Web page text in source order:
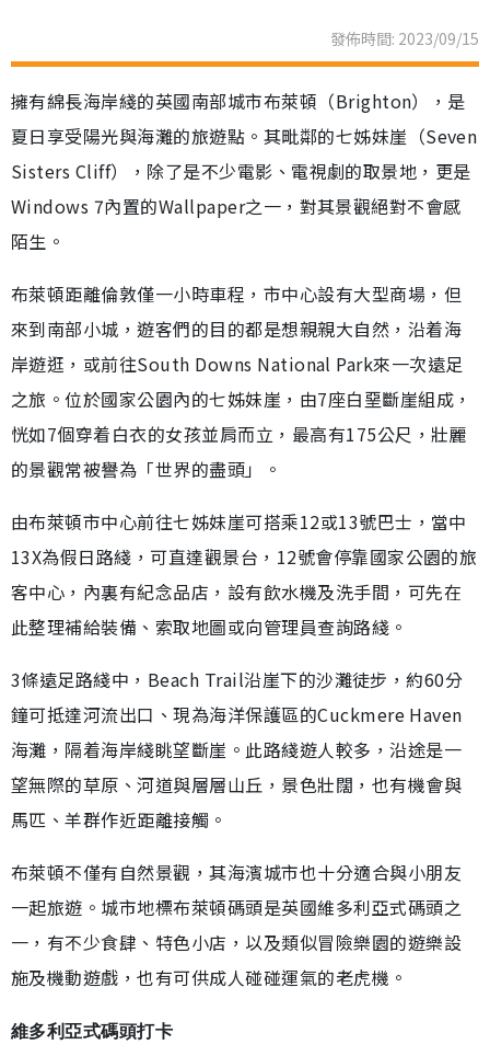
發佈時間: 2023/09/15
擁有綿長海岸綫的英國南部城市布萊頓（Brighton），是
夏日享受陽光與海灘的旅遊點。其毗鄰的七姊妹崖（Seven
Sisters Cliff），除了是不少電影、電視劇的取景地，更是
Windows 7內置的Wallpaper之一，對其景觀絕對不會感
陌生。
布萊頓距離倫敦僅一小時車程，市中心設有大型商場，但
來到南部小城，遊客們的目的都是想親親大自然，沿着海
岸遊逛，或前往South Downs National Park來一次遠足
之旅。位於國家公園內的七姊妹崖，由7座白堊斷崖組成，
恍如7個穿着白衣的女孩並肩而立，最高有175公尺，壯麗
的景觀常被譽為「世界的盡頭」。
由布萊頓市中心前往七姊妹崖可搭乘12或13號巴士，當中
13X為假日路綫，可直達觀景台，12號會停靠國家公園的旅
客中心，內裏有紀念品店，設有飲水機及洗手間，可先在
此整理補給裝備、索取地圖或向管理員查詢路綫。
3條遠足路綫中，Beach Trail沿崖下的沙灘徒步，約60分
鐘可抵達河流出口、現為海洋保護區的Cuckmere Haven
海灘，隔着海岸綫眺望斷崖。此路綫遊人較多，沿途是一
望無際的草原、河道與層層山丘，景色壯闊，也有機會與
馬匹、羊群作近距離接觸。
布萊頓不僅有自然景觀，其海濱城市也十分適合與小朋友
一起旅遊。城市地標布萊頓碼頭是英國維多利亞式碼頭之
一，有不少食肆、特色小店，以及類似冒險樂園的遊樂設
施及機動遊戲，也有可供成人碰碰運氣的老虎機。
維多利亞式碼頭打卡